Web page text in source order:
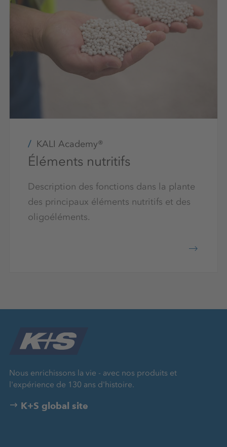
KALI Academy®
Éléments nutritifs
Description des fonctions dans la plante
des principaux éléments nutritifs et des
oligoéléments.
Nous enrichissons la vie - avec nos produits et
l'expérience de 130 ans d'histoire.
K+S global site